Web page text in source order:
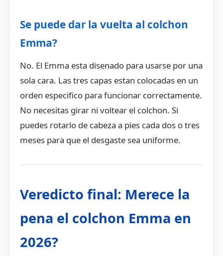
Se puede dar la vuelta al colchon
Emma?
No. El Emma esta disenado para usarse por una
sola cara. Las tres capas estan colocadas en un
orden especifico para funcionar correctamente.
No necesitas girar ni voltear el colchon. Si
puedes rotarlo de cabeza a pies cada dos o tres
meses para que el desgaste sea uniforme.
Veredicto final: Merece la
pena el colchon Emma en
2026?